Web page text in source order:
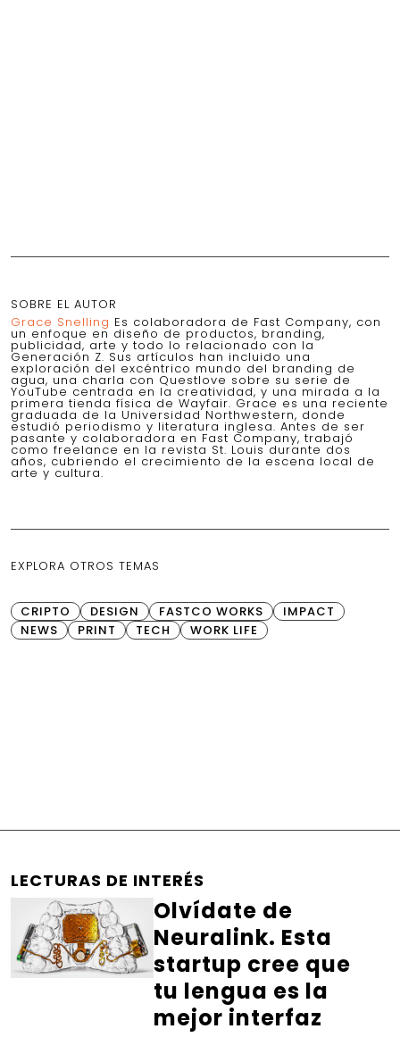
SOBRE EL AUTOR
Grace Snelling Es colaboradora de Fast Company, con
un enfoque en diseño de productos, branding,
publicidad, arte y todo lo relacionado con la
Generación Z. Sus artículos han incluido una
exploración del excéntrico mundo del branding de
agua, una charla con Questlove sobre su serie de
YouTube centrada en la creatividad, y una mirada a la
primera tienda física de Wayfair. Grace es una reciente
graduada de la Universidad Northwestern, donde
estudió periodismo y literatura inglesa. Antes de ser
pasante y colaboradora en Fast Company, trabajó
como freelance en la revista St. Louis durante dos
años, cubriendo el crecimiento de la escena local de
arte y cultura.
EXPLORA OTROS TEMAS
CRIPTO DESIGN FASTCO WORKS
IMPACT
NEWS
PRINT TECH WORK LIFE
LECTURAS DE INTERÉS
Olvídate de
Neuralink. Esta
startup cree que
tu lengua es la
mejor interfaz